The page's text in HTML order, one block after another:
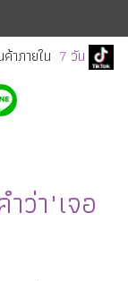
าภายใน 7 วัน
ว่า"เจอ